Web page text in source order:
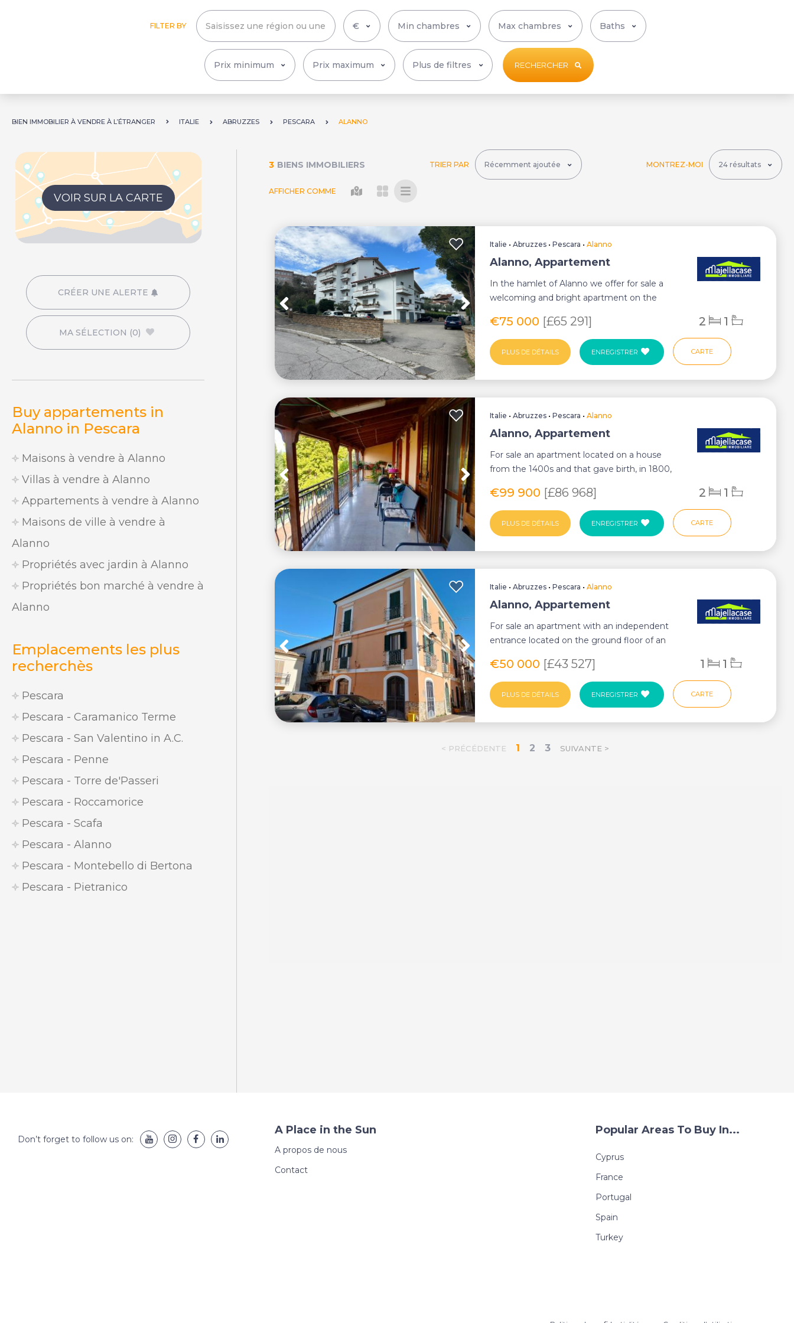
FILTER BY
Plus de filtres RECHERCHER
BIEN IMMOBILIER À VENDRE À L’ÉTRANGER ITALIE ABRUZZES PESCARA ALANNO
VOIR SUR LA CARTE
CRÉER UNE ALERTE
MA SÉLECTION (0)
Buy appartements in
Alanno in Pescara
Maisons à vendre à Alanno
Villas à vendre à Alanno
Appartements à vendre à Alanno
Maisons de ville à vendre à
Alanno
Propriétés avec jardin à Alanno
Propriétés bon marché à vendre à
Alanno
Emplacements les plus
recherchès
Pescara
Pescara - Caramanico Terme
Pescara - San Valentino in A.C.
Pescara - Penne
Pescara - Torre de'Passeri
Pescara - Roccamorice
Pescara - Scafa
Pescara - Alanno
Pescara - Montebello di Bertona
Pescara - Pietranico
3 BIENS IMMOBILIERS TRIER PAR MONTREZ-MOI
AFFICHER COMME
Italie •Abruzzes •Pescara •Alanno
Alanno, Appartement
In the hamlet of Alanno we offer for sale a
welcoming and bright apartment on the
€75 000 [£65 291] 2 1
PLUS DE DÉTAILS ENREGISTRER CARTE
Italie •Abruzzes •Pescara •Alanno
Alanno, Appartement
For sale an apartment located on a house
from the 1400s and that gave birth, in 1800,
€99 900 [£86 968] 2 1
PLUS DE DÉTAILS ENREGISTRER CARTE
Italie •Abruzzes •Pescara •Alanno
Alanno, Appartement
For sale an apartment with an independent
entrance located on the ground floor of an
€50 000 [£43 527] 1 1
PLUS DE DÉTAILS ENREGISTRER CARTE
< PRÉCÉDENTE 1 2 3 SUIVANTE >
Don’t forget to follow us on:
A Place in the Sun
A propos de nous
Contact
Popular Areas To Buy In...
Cyprus
France
Portugal
Spain
Turkey